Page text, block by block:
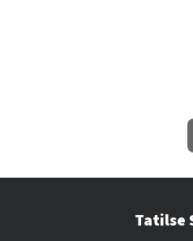
Tatilse